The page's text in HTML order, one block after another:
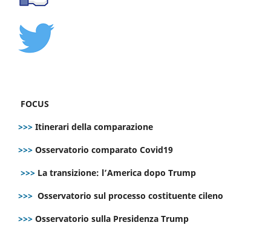
FOCUS
>>> Itinerari della comparazione
>>> Osservatorio comparato Covid19
>>> La transizione: l’America dopo Trump
>>> Osservatorio sul processo costituente cileno
>>> Osservatorio sulla Presidenza Trump